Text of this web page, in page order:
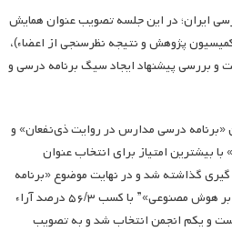
ایران؛ در این جلسه تصویب عنوان همایش
پژوهش و نتیجه نظرسنجی از اعضاء)،
و بررسی پیشنهاد ایجاد سیگ برنامه درسی و
«برنامه درسی مدارس در روایت ذی‌نفعان» و
بیشترین امتیاز برای انتخاب عنوان
گذاشته شد و در نهایت موضوع «برنامه
درسی و فناوری‌های نوظهور با تاکید بر هوش مصنوعی»” با کسب ۵۶/۳ درصد آراء
و یکم انجمن انتخاب شد و به تصویب